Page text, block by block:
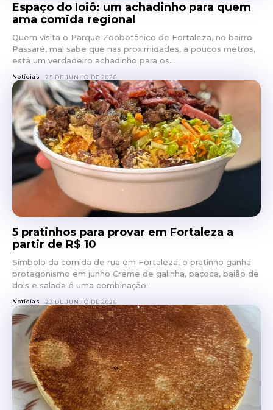
Espaço do Ioiô: um achadinho para quem
ama comida regional
Quem visita o Parque Zoobotânico de Fortaleza, no bairro
Passaré, mal sabe que nas proximidades, a poucos metros,
está um verdadeiro achadinho para os...
Notícias 25 DE JUNHO DE 2026
5 pratinhos para provar em Fortaleza a
partir de R$ 10
Símbolo da comida de rua em Fortaleza, o pratinho ganha
protagonismo em junho Creme de galinha, paçoca, baião de
dois e salada é uma combinação...
Notícias 23 DE JUNHO DE 2026